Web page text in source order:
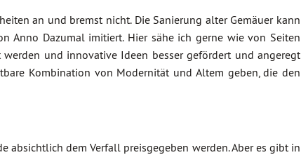
an und bremst nicht. Die Sanierung alter Gemäuer kann
Anno Dazumal imitiert. Hier sähe ich gerne wie von Seiten
und innovative Ideen besser gefördert und angeregt
Kombination von Modernität und Altem geben, die den
absichtlich dem Verfall preisgegeben werden. Aber es gibt in